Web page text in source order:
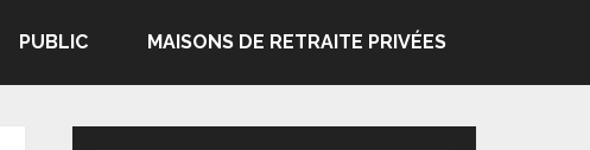
PUBLIC MAISONS DE RETRAITE PRIVÉES